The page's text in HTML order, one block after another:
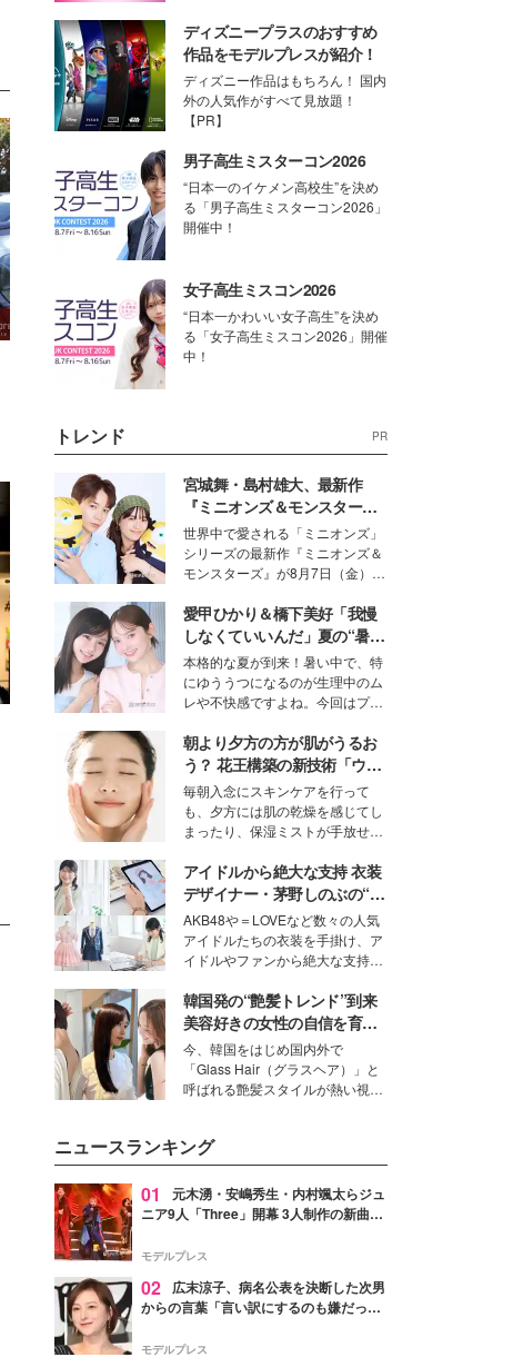
ディズニープラスのおすすめ
作品をモデルプレスが紹介！
ディズニー作品はもちろん！ 国内
外の人気作がすべて見放題！
【PR】
男子高生ミスターコン2026
“日本一のイケメン高校生”を決め
る「男子高生ミスターコン2026」
開催中！
女子高生ミスコン2026
“日本一かわいい女子高生”を決め
る「女子高生ミスコン2026」開催
中！
トレンド PR
宮城舞・島村雄大、最新作
『ミニオンズ＆モンスター
ズ』の魅力熱弁 ハチャメチャ
だけじゃない“友情と絆”に感
動
世界中で愛される「ミニオンズ」
シリーズの最新作『ミニオンズ＆
モンスターズ』が8月7日（金）に
ニオン好き”という共通点を持つモ
デルの宮城舞と島村雄大の特別対
談をお届け！それぞれの視点か
ら、今作ならではの魅力や予想外
の感動をもたらす奥深いストーリ
ーについて熱く語り合ってもらっ
た。
愛甲ひかり＆橋下美好「我慢
しなくていいんだ」夏の“暑さ
対策”の新しい選択肢とは？
本格的な夏が到来！暑い中で、特
にゆううつになるのが生理中のム
レや不快感ですよね。今回はプラ
モデル・愛甲ひかりさんと橋下美
好さんを迎えて本音で女子会トー
ク。猛暑のお出かけを快適に過ご
すヒントや、2人が感動した夏の
生理の新常識にも迫りました。
朝より夕方の方が肌がうるお
う？ 花王構築の新技術「ウォ
ーターキャプチャリングスキ
ン（捕水肌）」がスキンケア
の常識を変える予感
毎朝入念にスキンケアを行って
も、夕方には肌の乾燥を感じてし
まったり、保湿ミストが手放せな
な美容の常識を大きく変える可能
性を秘めた、革新的な「Water
Capturing Skin（ウォーターキャ
プチャリングスキン：捕水肌）」
技術を、花王が構築した。
アイドルから絶大な支持 衣装
デザイナー・茅野しのぶの“可
愛い”を作る美学＜「シチズン
クロスシー」インタビュー＞
AKB48や＝LOVEなど数々の人気
アイドルたちの衣装を手掛け、ア
イドルやファンから絶大な支持を
取締役兼クリエイティブディレク
ター・茅野しのぶ。一人ひとりの
個性に寄り添い、魅力を引き出す
衣装作りは、多くの女性たちに勇
気と自信を与え続けている。
韓国発の“艶髪トレンド”到来
美容好きの女性の自信を育む
「ヘアケア事情」って？
今、韓国をはじめ国内外で
「Glass Hair（グラスヘア）」と
呼ばれる艶髪スタイルが熱い視線
して、“髪そのものの美しさ”に改
めて注目する人が増えている様
子。今回は、そんな憧れの艶やか
な髪を日常で叶える、美容好きの
ます。
ニュースランキング
01
元木湧・安嶋秀生・内村颯太らジュ
ニア9人「Three」開幕 3人制作の新曲＆
進んで夢を掴みたい」【ゲネプロレポ】
モデルプレス
02
広末涼子、病名公表を決断した次男
からの言葉「言い訳にするのも嫌だっ
モデルプレス